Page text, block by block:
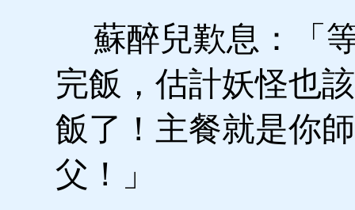
蘇醉兒歎息：「
完飯，估計妖怪也
飯了！主餐就是你師
父！」